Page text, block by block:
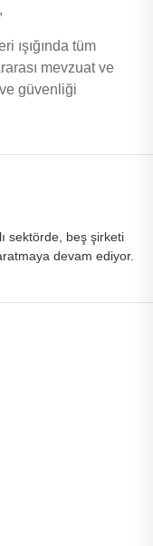
ışığında tüm
mevzuat ve
güvenliği
sektörde, beş şirketi
devam ediyor.